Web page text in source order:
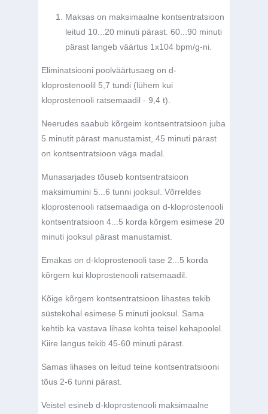
Maksas on maksimaalne kontsentratsioon
leitud 10...20 minuti pärast. 60...90 minuti
pärast langeb väärtus 1x104 bpm/g-ni.
Eliminatsiooni poolväärtusaeg on d-
kloprostenoolil 5,7 tundi (lühem kui
kloprostenooli ratsemaadil - 9,4 t).
Neerudes saabub kõrgeim kontsentratsioon juba
5 minutit pärast manustamist, 45 minuti pärast
on kontsentratsioon väga madal.
Munasarjades tõuseb kontsentratsioon
maksimumini 5...6 tunni jooksul. Võrreldes
kloprostenooli ratsemaadiga on d-kloprostenooli
kontsentratsioon 4...5 korda kõrgem esimese 20
minuti jooksul pärast manustamist.
Emakas on d-kloprostenooli tase 2...5 korda
kõrgem kui kloprostenooli ratsemaadil.
Kõige kõrgem kontsentratsioon lihastes tekib
süstekohal esimese 5 minuti jooksul. Sama
kehtib ka vastava lihase kohta teisel kehapoolel.
Kiire langus tekib 45-60 minuti pärast.
Samas lihases on leitud teine kontsentratsiooni
tõus 2-6 tunni pärast.
Veistel esineb d-kloprostenooli maksimaalne